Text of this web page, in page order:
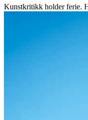
Kunstkritikk holder ferie.